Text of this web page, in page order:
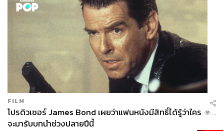
FILM
โปรดิวเซอร์ James Bond เผยว่าแฟนหนังมีสิทธิ์ได้รู้ว่าใคร
จะมารับบทนำช่วงปลายปีนี้
...